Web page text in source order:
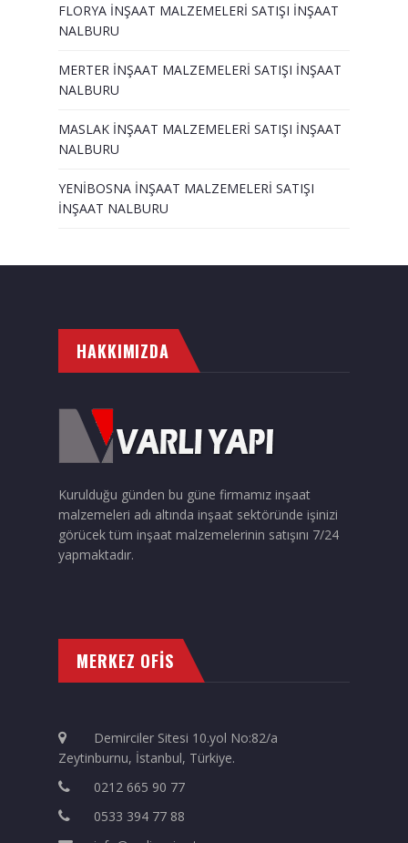
FLORYA İNŞAAT MALZEMELERİ SATIŞI İNŞAAT
NALBURU
MERTER İNŞAAT MALZEMELERİ SATIŞI İNŞAAT
NALBURU
MASLAK İNŞAAT MALZEMELERİ SATIŞI İNŞAAT
NALBURU
YENİBOSNA İNŞAAT MALZEMELERİ SATIŞI
İNŞAAT NALBURU
HAKKIMIZDA
Kurulduğu günden bu güne firmamız inşaat
malzemeleri adı altında inşaat sektöründe işinizi
görücek tüm inşaat malzemelerinin satışını 7/24
yapmaktadır.
MERKEZ OFİS
Demirciler Sitesi 10.yol No:82/a
Zeytinburnu, İstanbul, Türkiye.
0212 665 90 77
0533 394 77 88